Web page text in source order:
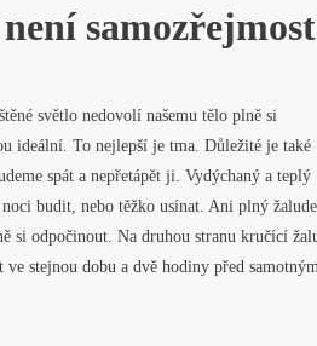
samozřejmost
světlo nedovolí našemu tělo plně si
ideální. To nejlepší je tma. Důležité je také
spát a nepřetápět ji. Vydýchaný a teplý
budit, nebo těžko usínat. Ani plný
si odpočinout. Na druhou stranu kručící
stejnou dobu a dvě hodiny před samotným